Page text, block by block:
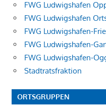
FWG Ludwigshafen
FWG Ludwigshafen
FWG Ludwigshafen-
FWG Ludwigshafen-
FWG Ludwigshafen-
Stadtratsfraktion
ORTSGRUPPEN